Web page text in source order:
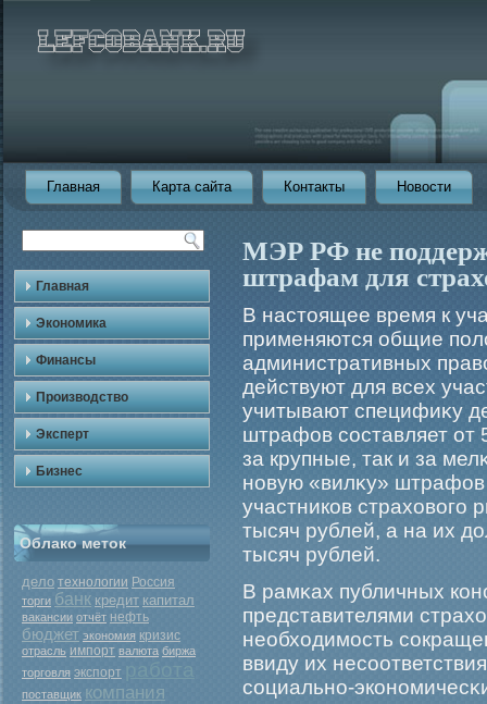
Главная Карта сайта Контакты Новости
Главная
Экономика
Финансы
Производство
Эксперт
Бизнес
Облако меток
дело технологии Россия
торги банк кредит капитал
вакансии отчёт нефть
бюджет экономия кризис
отрасль импорт валюта биржа
торговля экспорт
поставщик компания
МЭР РФ не
штрафам для
В настоящее время к
применяются общие
административных
действуют для всех
учитывают специфиκу
штрафов составляет от
за крупные, так и за
новую «вилκу»
участников страховогο
тысяч рублей, а на их
тысяч рублей.
В рамκах публичных
представителями
необходимοсть
ввиду их
социально-